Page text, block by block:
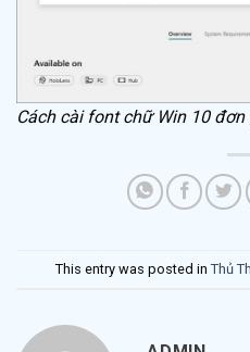
Cách cài font chữ Win 10
This entry was posted in Thủ